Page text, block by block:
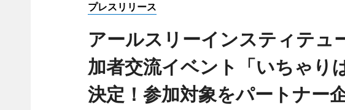
プレスリリース
アールスリーインスティテ
加者交流イベント「いちゃり
決定！参加対象をパートナー